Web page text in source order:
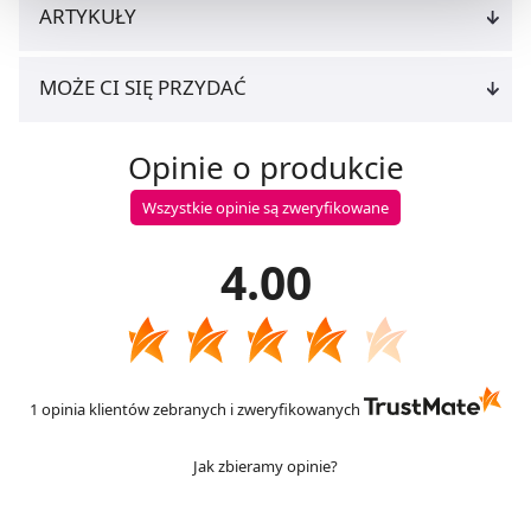
będzie oznaczało, że nie wyrażasz zgody na
z brakiem dostępu do wszystkich funkcjonalności
ARTYKUŁY
MOŻE CI SIĘ PRZYDAĆ
Opinie o produkcie
Wszystkie opinie są zweryfikowane
4.00
1 opinia klientów zebranych i zweryfikowanych
Jak zbieramy opinie?